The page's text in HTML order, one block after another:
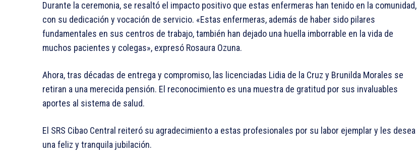
Durante la ceremonia, se resaltó el impacto positivo que estas enfermeras han tenido en la comunidad,
con su dedicación y vocación de servicio. «Estas enfermeras, además de haber sido pilares
fundamentales en sus centros de trabajo, también han dejado una huella imborrable en la vida de
muchos pacientes y colegas», expresó Rosaura Ozuna.
Ahora, tras décadas de entrega y compromiso, las licenciadas Lidia de la Cruz y Brunilda Morales se
retiran a una merecida pensión. El reconocimiento es una muestra de gratitud por sus invaluables
aportes al sistema de salud.
El SRS Cibao Central reiteró su agradecimiento a estas profesionales por su labor ejemplar y les desea
una feliz y tranquila jubilación.